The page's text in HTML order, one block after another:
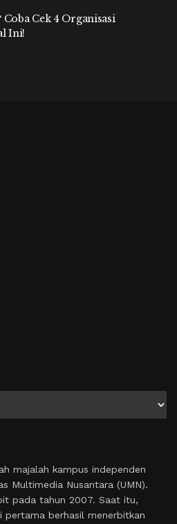
Coba Cek 4 Organisasi
Ini!
majalah kampus independen
Multimedia Nusantara (UMN).
pada tahun 2007. Saat itu,
pertama berhasil menerbitkan